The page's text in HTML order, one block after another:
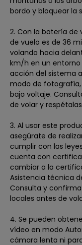
bordo y bloquear la
2. Con la batería
de vuelo es de 36
volando hacia
km/h en un entorno
acción del sistema
modo de fotografía,
bajo voltaje.
de volar y
3. Al usar este
asegúrate de
cumplir con las
cuenta con
cambiar a la
Asistencia técnica
Consulta y
locales antes de
4. Se pueden
vídeo en modo
cámara lenta ni